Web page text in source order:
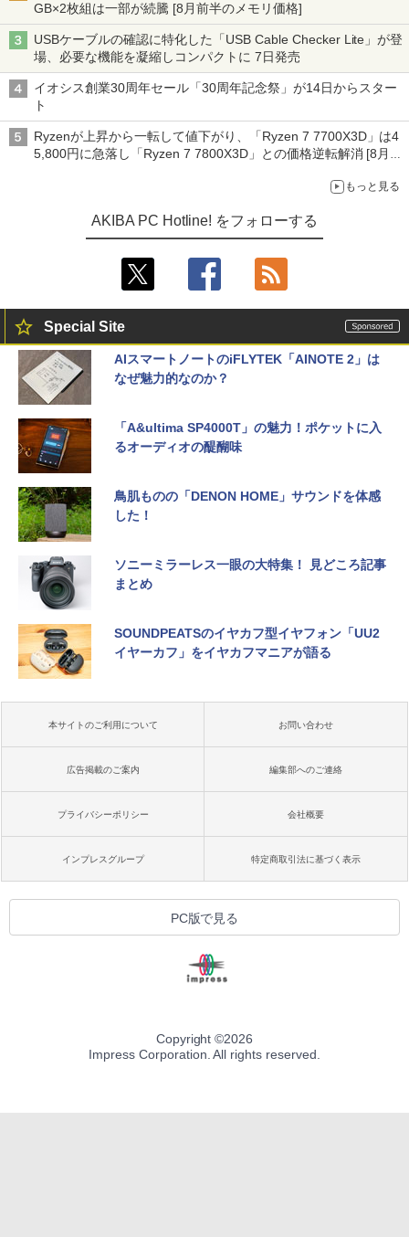
GB×2枚組は一部が続騰 [8月前半のメモリ価格]
USBケーブルの確認に特化した「USB Cable Checker Lite」が登
場、必要な機能を凝縮しコンパクトに 7日発売
イオシス創業30周年セール「30周年記念祭」が14日からスター
ト
Ryzenが上昇から一転して値下がり、「Ryzen 7 7700X3D」は4
5,800円に急落し「Ryzen 7 7800X3D」との価格逆転解消 [8月前
もっと見る
AKIBA PC Hotline! をフォローする
Special Site
AIスマートノートのiFLYTEK「AINOTE 2」は
なぜ魅力的なのか？
「A&ultima SP4000T」の魅力！ポケットに入
るオーディオの醍醐味
鳥肌ものの「DENON HOME」サウンドを体感
した！
ソニーミラーレス一眼の大特集！ 見どころ記事
まとめ
SOUNDPEATSのイヤカフ型イヤフォン「UU2
イヤーカフ」をイヤカフマニアが語る
本サイトのご利用について お問い合わせ
広告掲載のご案内 編集部へのご連絡
プライバシーポリシー 会社概要
インプレスグループ 特定商取引法に基づく表示
PC版で見る
Copyright ©2026
Impress Corporation. All rights reserved.